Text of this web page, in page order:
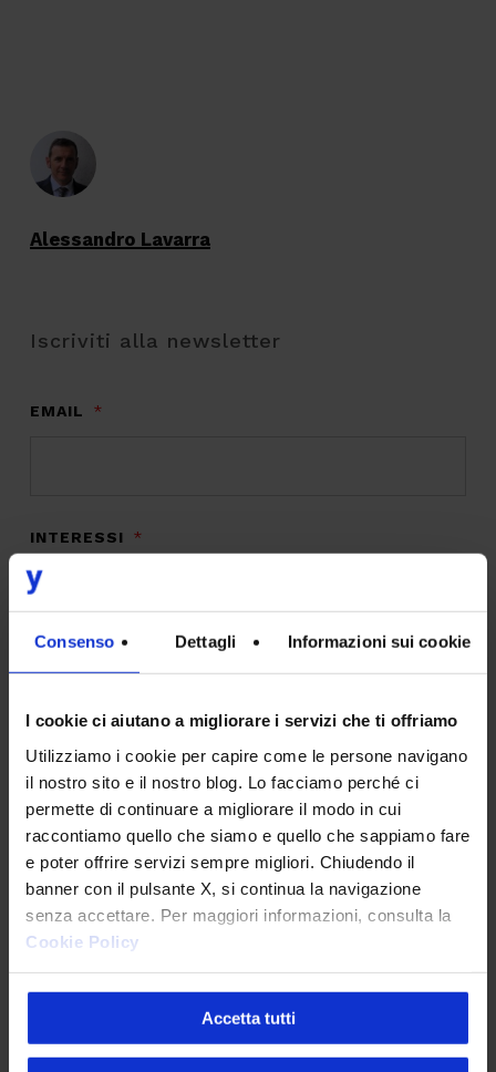
Consenso Dettagli Informazioni sui cookie
I cookie ci aiutano a migliorare i servizi che ti offriamo
Utilizziamo i cookie per capire come le persone navigano
il nostro sito e il nostro blog. Lo facciamo perché ci
permette di continuare a migliorare il modo in cui
raccontiamo quello che siamo e quello che sappiamo fare
e poter offrire servizi sempre migliori. Chiudendo il
banner con il pulsante X, si continua la navigazione
senza accettare. Per maggiori informazioni, consulta la
Cookie Policy
Accetta tutti
Alessandro Lavarra
Iscriviti alla newsletter
EMAIL *
INTERESSI *
IT
Marketing & Commerce
AI
Sostenibilità
PRIVACY
*
Sottoscrivo laPrivacy Policy. *
Verifica di essere un umano